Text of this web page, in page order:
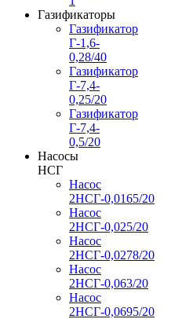
Газификаторы
Газификатор
Г-1,6-
0,28/40
Газификатор
Г-7,4-
0,25/20
Газификатор
Г-7,4-
0,5/20
Насосы
НСГ
Насос
2НСГ-0,0165/20
Насос
2НСГ-0,025/20
Насос
2НСГ-0,0278/20
Насос
2НСГ-0,063/20
Насос
2НСГ-0,0695/20